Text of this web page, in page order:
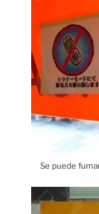
Se puede